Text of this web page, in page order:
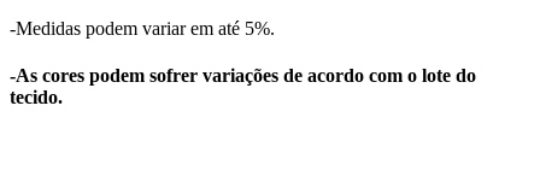
-Medidas podem variar em até 5%.
-As cores podem sofrer variações de acordo com o lote do
tecido.